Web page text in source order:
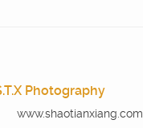
Photography
www.shaotianxiang.com